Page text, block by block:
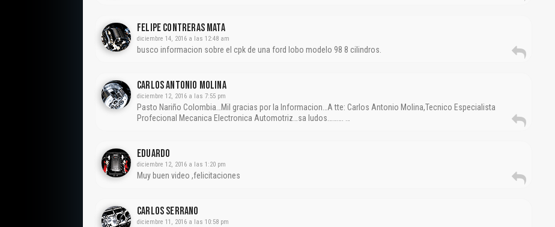
Felipe Contreras Mata
diciembre 14, 2016 a las 12:48 am
busco informacion sobre el cpk de una ford lobo modelo 98 8 cilindros.
CARLOS ANTONIO MOLINA
diciembre 12, 2016 a las 7:55 pm
Pasto Nariño Colombia…Mil gracias por la Informacion…A tte: Carlos Antonio Molina,Tecnico Especialista
Profecional Mecanica Electronica Automotriz…sa ludos………. …
EDUARDO
diciembre 12, 2016 a las 1:20 pm
Muy buen video ,felicitaciones
Carlos Serrano
diciembre 11, 2016 a las 10:58 pm